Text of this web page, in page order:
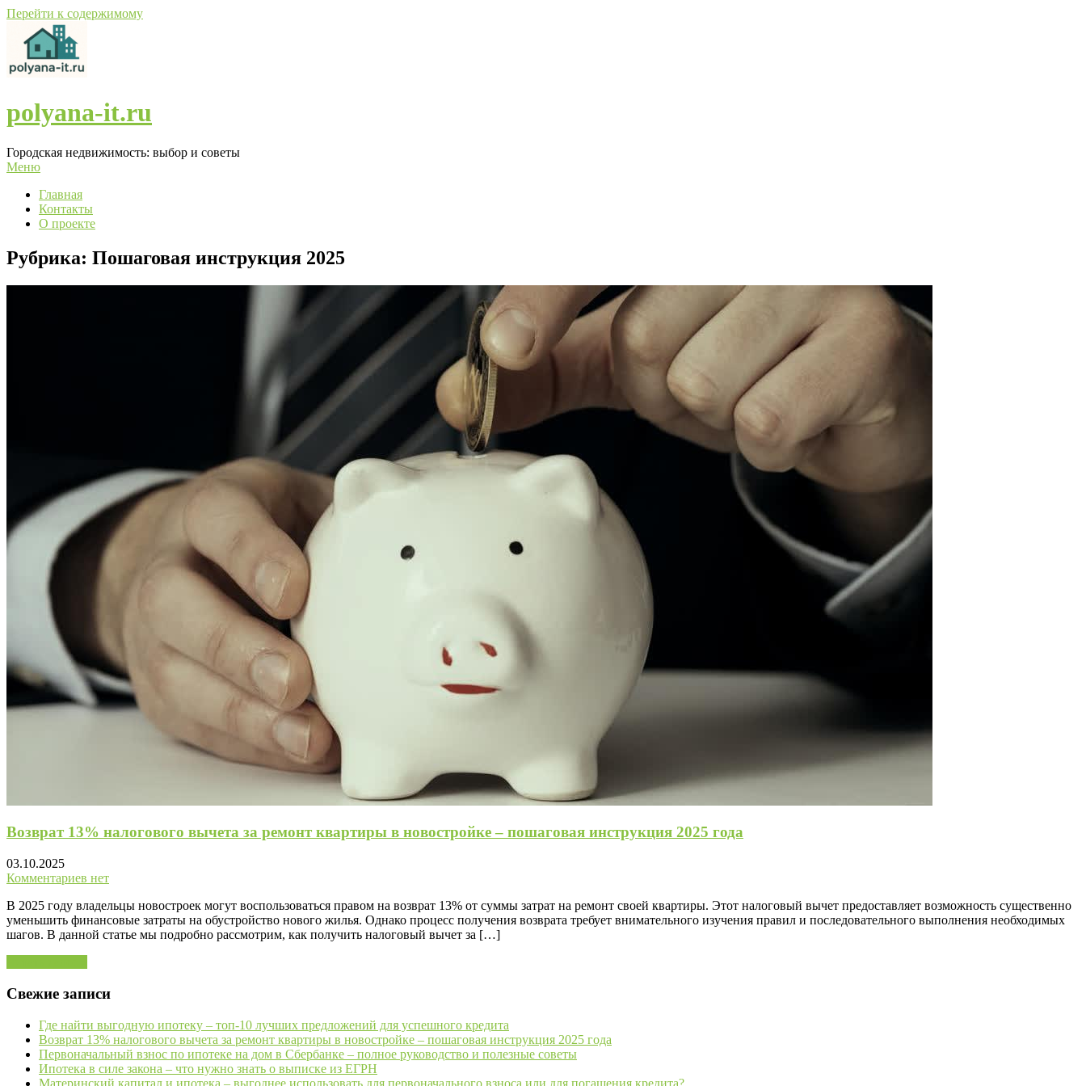
Перейти к содержимому
polyana-it.ru
Городская недвижимость: выбор и советы
Меню
Главная
Контакты
О проекте
Рубрика: Пошаговая инструкция 2025
Возврат 13% налогового вычета за ремонт квартиры в новостройке – пошаговая инструкция 2025 года
03.10.2025
Комментариев нет
В 2025 году владельцы новостроек могут воспользоваться правом на возврат 13% от суммы затрат на ремонт своей квартиры. Этот налоговый вычет предоставляет возможность существенно
уменьшить финансовые затраты на обустройство нового жилья. Однако процесс получения возврата требует внимательного изучения правил и последовательного выполнения необходимых
шагов. В данной статье мы подробно рассмотрим, как получить налоговый вычет за […]
Свежие записи
Где найти выгодную ипотеку – топ-10 лучших предложений для успешного кредита
Возврат 13% налогового вычета за ремонт квартиры в новостройке – пошаговая инструкция 2025 года
Первоначальный взнос по ипотеке на дом в Сбербанке – полное руководство и полезные советы
Ипотека в силе закона – что нужно знать о выписке из ЕГРН
Материнский капитал и ипотека – выгоднее использовать для первоначального взноса или для погашения кредита?